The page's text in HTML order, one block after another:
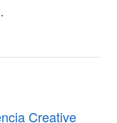
Creative